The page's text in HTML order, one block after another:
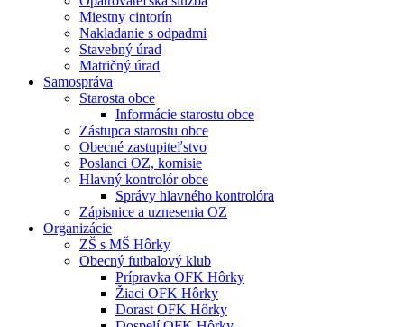
Miestny cintorín
Nakladanie s odpadmi
Stavebný úrad
Matričný úrad
Samospráva
Starosta obce
Informácie starostu obce
Zástupca starostu obce
Obecné zastupiteľstvo
Poslanci OZ, komisie
Hlavný kontrolór obce
Správy hlavného kontrolóra
Zápisnice a uznesenia OZ
Organizácie
ZŠ s MŠ Hôrky
Obecný futbalový klub
Prípravka OFK Hôrky
Žiaci OFK Hôrky
Dorast OFK Hôrky